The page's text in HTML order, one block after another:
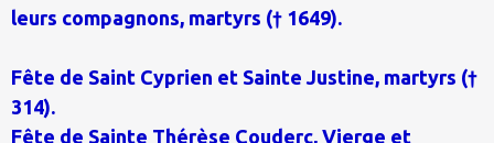
leurs compagnons, martyrs († 1649).
Fête de Saint Cyprien et Sainte Justine, martyrs (†
314).
Fête de Sainte Thérèse Couderc, Vierge et